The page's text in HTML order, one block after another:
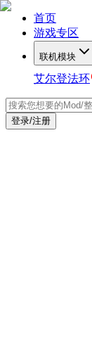
首页
游戏专区
联机模块
艾尔登法环
登录/注册